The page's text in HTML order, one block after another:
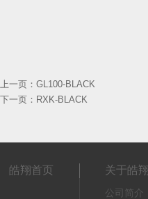
上一页： GL100-BLACK
下一页： RXK-BLACK
皓翔首页 关于皓翔
公司简介